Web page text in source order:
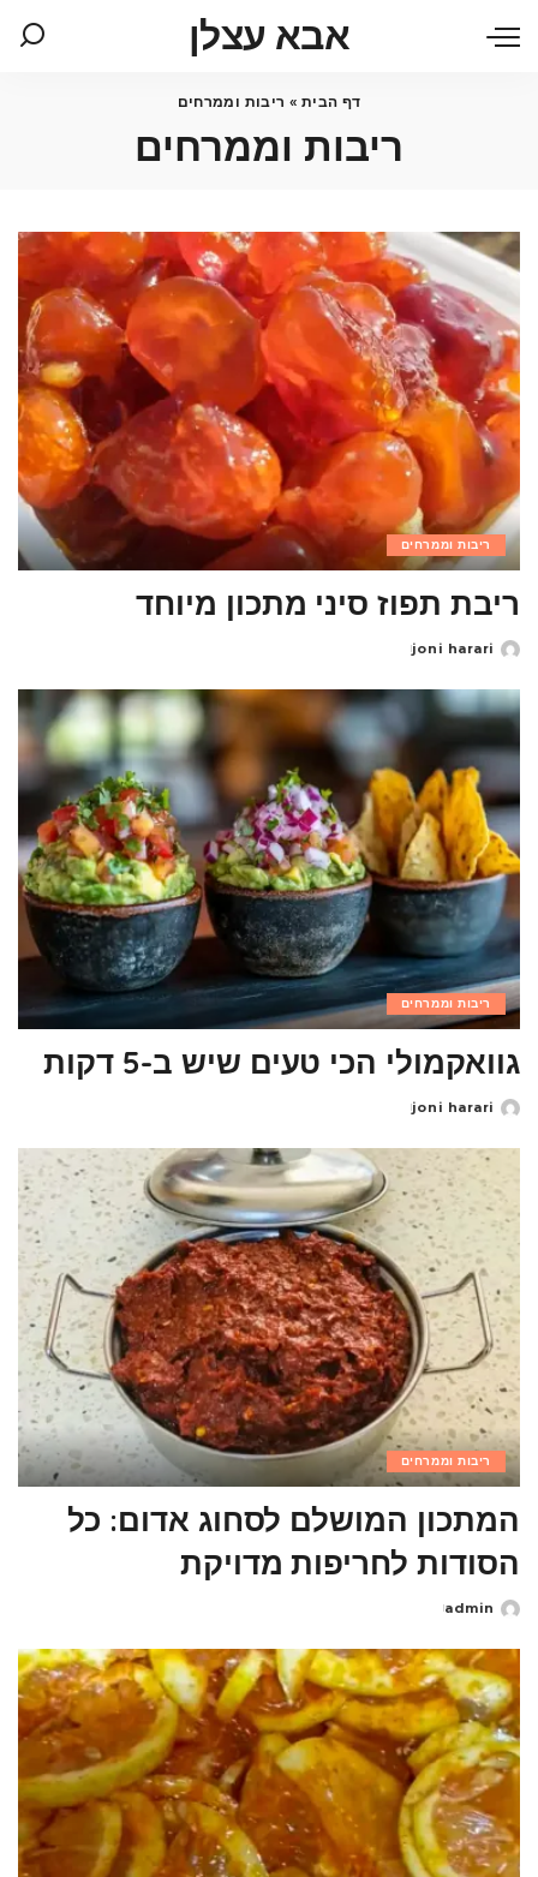
אבא עצלן
דף הבית » ריבות וממרחים
ריבות וממרחים
ריבות וממרחים
ריבת תפוז סיני מתכון מיוחד
Posted
joni harari
ריבות וממרחים
גוואקמולי הכי טעים שיש ב-5 דקות
Posted
joni harari
ריבות וממרחים
המתכון המושלם לסחוג אדום: כל
הסודות לחריפות מדויקת
Posted
admin